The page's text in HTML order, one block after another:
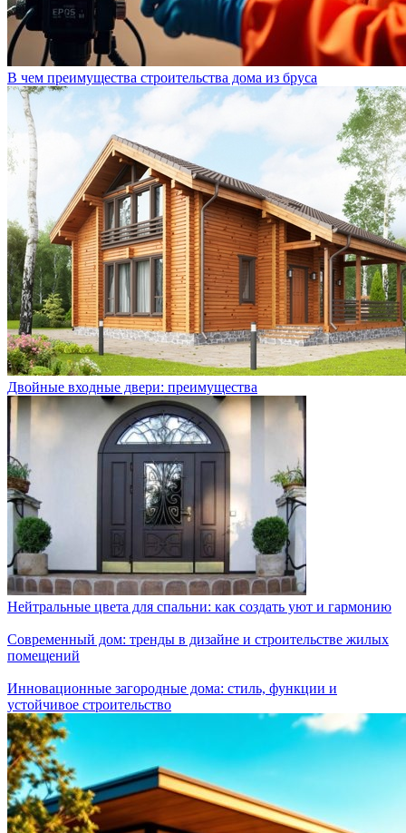
В чем преимущества строительства дома из бруса
Двойные входные двери: преимущества
Нейтральные цвета для спальни: как создать уют и гармонию
Современный дом: тренды в дизайне и строительстве жилых
помещений
Инновационные загородные дома: стиль, функции и
устойчивое строительство